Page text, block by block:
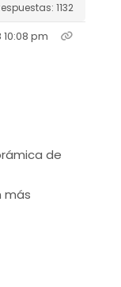
1132
pm
de
más